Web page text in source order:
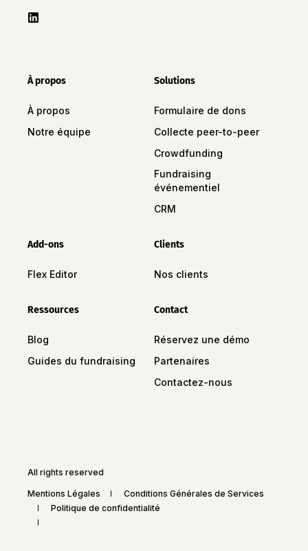
À propos
À propos
Notre équipe
Solutions
Formulaire de dons
Collecte peer-to-peer
Crowdfunding
Fundraising
événementiel
CRM
Add-ons
Flex Editor
Clients
Nos clients
Ressources
Blog
Guides du fundraising
Contact
Réservez une démo
Partenaires
Contactez-nous
All rights reserved
Mentions Légales
Conditions Générales de Services
Politique de confidentialité